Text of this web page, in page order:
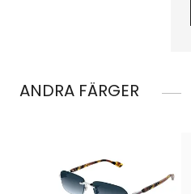
ANDRA FÄRGER